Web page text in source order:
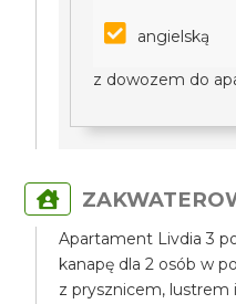
angielską
z dowozem do
Apartament Livdia 3
kanapę dla 2 osób w
z prysznicem, lustrem i